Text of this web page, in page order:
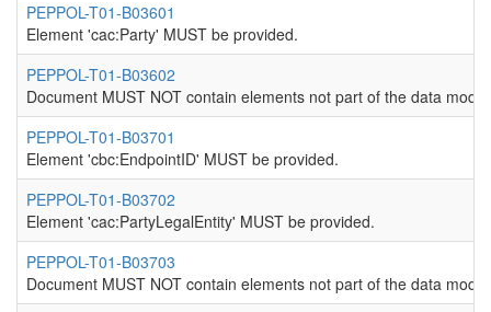
PEPPOL-T01-B03601
Element 'cac:Party' MUST be provided.
PEPPOL-T01-B03602
Document MUST NOT contain elements not part of the data
PEPPOL-T01-B03701
Element 'cbc:EndpointID' MUST be provided.
PEPPOL-T01-B03702
Element 'cac:PartyLegalEntity' MUST be provided.
PEPPOL-T01-B03703
Document MUST NOT contain elements not part of the data